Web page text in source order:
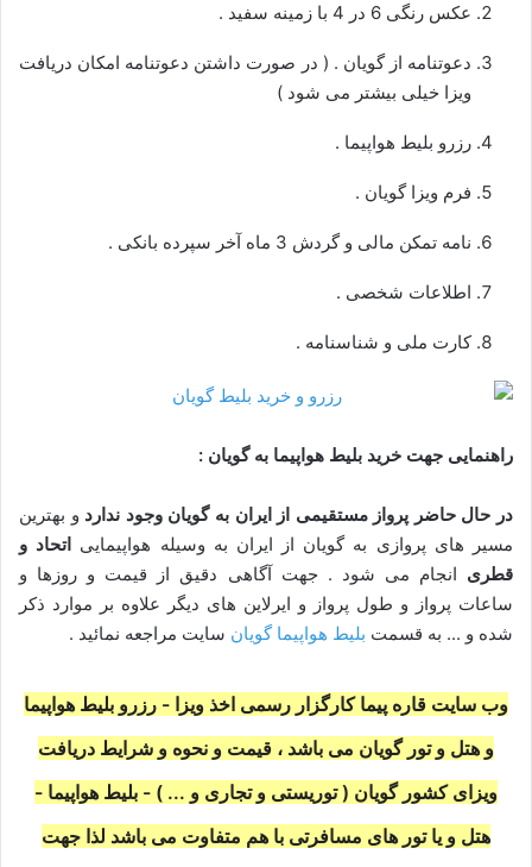
عکس رنگی 6 در 4 با زمینه سفید .
دعوتنامه از گویان . ( در صورت داشتن دعوتنامه امکان دریافت
ویزا خیلی بیشتر می شود )
رزرو بلیط هواپیما .
فرم ویزا گویان .
نامه تمکن مالی و گردش 3 ماه آخر سپرده بانکی .
اطلاعات شخصی .
کارت ملی و شناسنامه .
راهنمایی جهت خرید بلیط هواپیما به گویان :
در حال حاضر پرواز مستقیمی از ایران به گویان وجود ندارد و بهترین
مسیر های پروازی به گویان از ایران به وسیله هواپیمایی اتحاد و
قطری انجام می شود . جهت آگاهی دقیق از قیمت و روزها و
ساعات پرواز و طول پرواز و ایرلاین های دیگر علاوه بر موارد ذکر
شده و ... به قسمت بلیط هواپیما گویان سایت مراجعه نمائید .
وب سایت قاره پیما کارگزار رسمی اخذ ویزا - رزرو بلیط هواپیما
و هتل و تور گویان می باشد ، قیمت و نحوه و شرایط دریافت
ویزای کشور گویان ( توریستی و تجاری و ... ) - بلیط هواپیما -
هتل و یا تور های مسافرتی با هم متفاوت می باشد لذا جهت